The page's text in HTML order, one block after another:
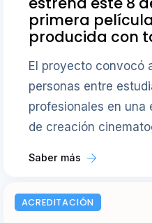
primera
producida con
El proyecto convocó
personas entre
profesionales en una
de creación
Saber más
ACREDITACIÓN